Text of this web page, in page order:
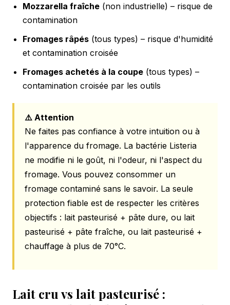
Mozzarella fraîche (non industrielle) – risque de
contamination
Fromages râpés (tous types) – risque d'humidité
et contamination croisée
Fromages achetés à la coupe (tous types) –
contamination croisée par les outils
⚠️ Attention
Ne faites pas confiance à votre intuition ou à
l'apparence du fromage. La bactérie Listeria
ne modifie ni le goût, ni l'odeur, ni l'aspect du
fromage. Vous pouvez consommer un
fromage contaminé sans le savoir. La seule
protection fiable est de respecter les critères
objectifs : lait pasteurisé + pâte dure, ou lait
pasteurisé + pâte fraîche, ou lait pasteurisé +
chauffage à plus de 70°C.
Lait cru vs lait pasteurisé :